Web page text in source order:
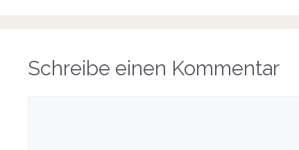
Schreibe einen Kommentar